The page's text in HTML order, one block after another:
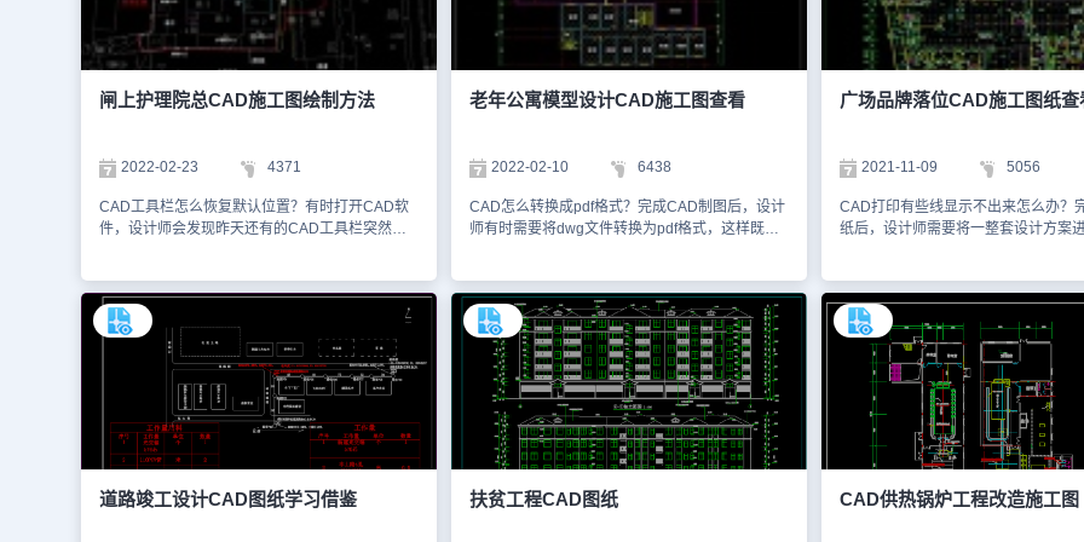
高、间距等内容。据此，工程施工人员才能高效完
成街道的施工项目。在该CAD图纸上，设计师采
用了不同颜色、不同线型的线段进行设计表达，需
要注意的是使用的颜色和线型设置不要过多，避免
干扰审阅人员的信息读取。本文仅截取了部分设计
图纸信息，详细的设计方案内容可以在浩辰CAD
CAD进行制图练习。本CAD制图素材仅用于互相
学习资料，请勿商用。
泥混凝土，从而形成完整的主路路面。该CAD图
纸上标注了相应的注意事项，如路基填土应不含有
任何不适宜工程使用的土，如淤泥、沼泽土、含有
残树根等腐质土及含水量较大的水。想要查看更多
的CAD图纸资源，大家可以在浩辰CAD官网进行
查询。本CAD制图素材仅用于互相学习资料，请
案CAD图纸。1、下图给大家展示的
图，该挂篮设计形式为菱形，三片菱
通过梁体竖向预应力筋确定。2、下
装图，挂篮菱形架由5根杆件与4组节
货物散运至施工现场后组拼、试压。
的是模板组拼图，施工现场将模板与
以上方法外，大家可以安装企业、外
的CAD字体，或者提醒设计师在发送
时，顺便打包相应的字体文件，避免
的情况。各位CAD制图初学入门的小
CAD制图素材仅用于互相学习资料，
闸上护理院总CAD施工图绘制方法
2022-02-23 4371
CAD工具栏怎么恢复默认位置？有时打开CAD软
件，设计师会发现昨天还有的CAD工具栏突然就
话，可以在浩辰CAD官网进行在线咨询，寻求高
级工程师的帮助。本文件是建筑设计CAD施工图
资源中、使用CAD软件绘制的闸上护理院总CAD
施工图，大家可以使用浩辰CAD、浩辰CAD看图
王等软件进行查看。1、如下给大家展示的是该敬
老院得到一个大致的位置，在图中有彩色线条的就
是该敬老院在地图上的相应位置了。 2、如下截图
就是该敬老院的平面图了，从图中我们可以看到有
厨房入口、护理院入口、卫生服务入口等等。 今
天的CAD制图内容就先给大家介绍到这里了，在
浩辰CAD看图王图纸共享库中还有更多建筑设计
老年公寓模型设计CAD施工图查看
2022-02-10 6438
CAD怎么转换成pdf格式？完成CAD制图后，设计
师有时需要将dwg文件转换为pdf格式，这样既便
源中、使用CAD软件绘制的老年公寓模型设计
CAD施工图。有需要的小伙伴可以使用浩辰CAD
制图软件来进行绘制学习！1、下图首先给大家展
示的是该老年公寓模型的地下一层平面图，图中包
含了设备房、消防水池、消防泵房以及楼梯。2、
接下来给大家展示的是该老年公寓模型的一层平面
图，图中包含了厨房、餐厅、卫生服务中心、活动
室、办公室、门卫监控室等等。3、该老年公寓模
型的二层平面图主要给大家展示的就是卧室了，从
图中可以看出该层的卧室主要是自理双人间，其中
包含了轮椅折叠存放处、储藏柜等等。各位CAD
广场品牌落位CAD施工图纸查
2021-11-09 5056
CAD打印有些线显示不出来怎么办？
纸后，设计师需要将一整套设计方案
能是使用真彩色，不受CTB打印样式
产生多种异常显示错误问题；另一方
格式驱动的问题，大家可以在浩辰
辰CAD公众号进行问题咨询，让高级
一下。本文件是装饰设计CAD施工图
用CAD软件绘制的广场品牌落位CAD
1、如下图所示，给大家展示的是该
的一个平面设计图，该层建筑面积
以及汽车坡道设有自动喷淋灭火系统
管、留洞需额设备图纸核实无误后方
下图给大家展示的是地下一层和地下
道路竣工设计CAD图纸​学习借鉴 扶贫工程CAD图纸 CAD供热锅炉工程改造施工图